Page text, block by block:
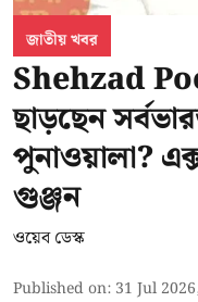
জাতীয় খবর
Shehzad
ছাড়ছেন
পুনাওয়ালা?
গুঞ্জন
ওয়েব ডেস্ক
Published on: 31 Jul